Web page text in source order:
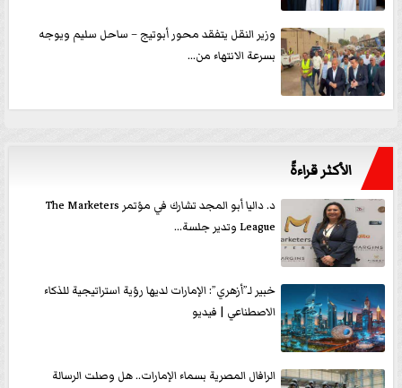
وزير النقل يتفقد محور أبوتيج – ساحل سليم ويوجه
بسرعة الانتهاء من...
الأكثر قراءةً
د. داليا أبو المجد تشارك في مؤتمر The Marketers
League وتدير جلسة...
خبير لـ”أزهري”: الإمارات لديها رؤية استراتيجية للذكاء
الاصطناعي | فيديو
الرافال المصرية بسماء الإمارات.. هل وصلت الرسالة